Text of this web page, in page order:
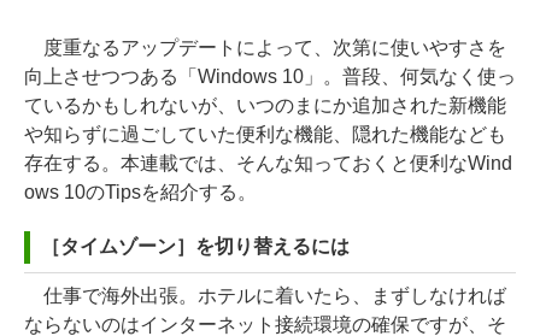
度重なるアップデートによって、次第に使いやすさを
向上させつつある「Windows 10」。普段、何気なく使っ
ているかもしれないが、いつのまにか追加された新機能
や知らずに過ごしていた便利な機能、隠れた機能なども
存在する。本連載では、そんな知っておくと便利なWind
ows 10のTipsを紹介する。
［タイムゾーン］を切り替えるには
仕事で海外出張。ホテルに着いたら、まずしなければ
ならないのはインターネット接続環境の確保ですが、そ